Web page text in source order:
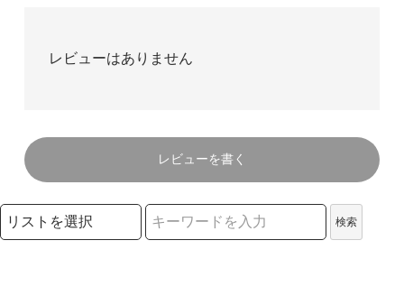
レビューはありません
レビューを書く
検索リストの選択
検索